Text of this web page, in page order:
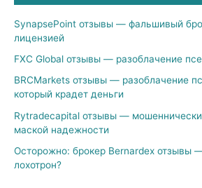
SynapsePoint отзывы — фальшивый
лицензией
FXC Global отзывы — разоблачение
BRCMarkets отзывы — разоблачение
который крадет деньги
Rytradecapital отзывы —
маской надежности
Осторожно: брокер Bernardex отзывы
лохотрон?